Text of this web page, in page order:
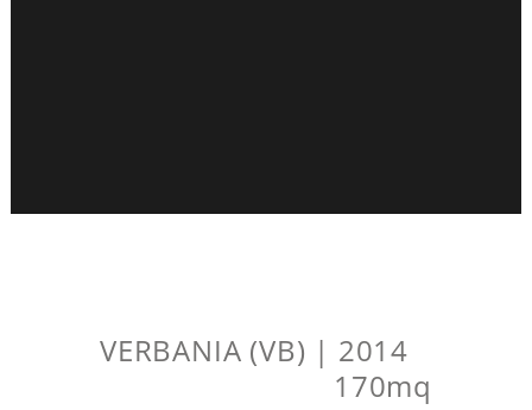
VERBANIA (VB) | 2014
170mq